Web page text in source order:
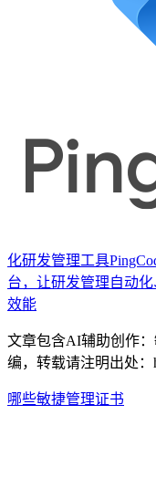
化研发管理工具
台，让研发管理自动
效能
文章包含AI辅助创作
编，转载请注明出处：
哪些敏捷管理证书